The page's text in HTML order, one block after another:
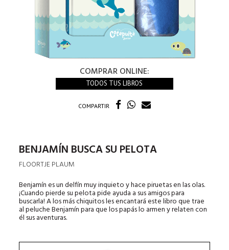
COMPRAR ONLINE:
TODOS TUS LIBROS
COMPARTIR
BENJAMÍN BUSCA SU PELOTA
FLOORTJE PLAUM
Benjamín es un delfín muy inquieto y hace piruetas en las olas.
¡Cuando pierde su pelota pide ayuda a sus amigos para
buscarla! A los más chiquitos les encantará este libro que trae
al peluche Benjamín para que los papás lo armen y relaten con
él sus aventuras.